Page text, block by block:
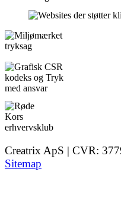
Creatrix ApS | CVR:
Sitemap